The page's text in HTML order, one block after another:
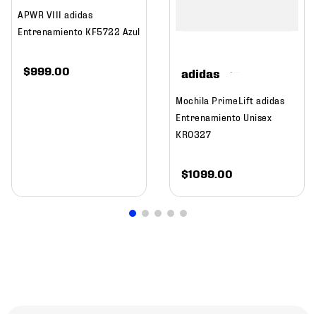
APWR VIII adidas
Entrenamiento KF5722 Azul
$999 00 adidas
Mochila PrimeLift adidas
Entrenamiento Unisex
KR0327
$1099 00